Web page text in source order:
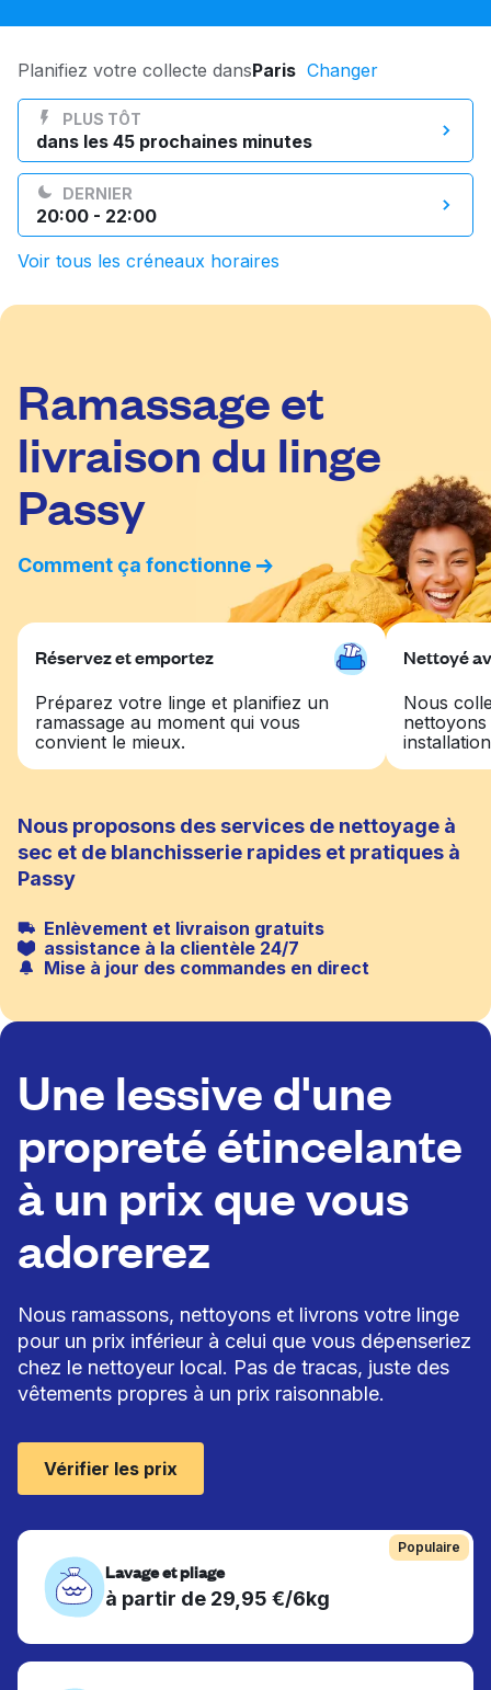
Connectez-vous
Téléchargez notre application mobile
Suivez-nous
Planifiez votre collecte dansParis Changer
PLUS TÔT
dans les 45 prochaines minutes
DERNIER
20:00 - 22:00
Voir tous les créneaux horaires
Ramassage et
livraison du linge
Passy
Comment ça fonctionne
Réservez et emportez
Préparez votre linge et planifiez un
ramassage au moment qui vous
convient le mieux.
Nettoyé
Nous
nettoyons
Nous proposons des services de nettoyage à
sec et de blanchisserie rapides et pratiques à
Passy
Enlèvement et livraison gratuits
assistance à la clientèle 24/7
Mise à jour des commandes en direct
Populaire
Lavage et pliage
à partir de 29,95 €/6kg
Une lessive d'une
propreté étincelante
à un prix que vous
adorerez
Nous ramassons, nettoyons et livrons votre linge
pour un prix inférieur à celui que vous dépenseriez
chez le nettoyeur local. Pas de tracas, juste des
vêtements propres à un prix raisonnable.
Vérifier les prix